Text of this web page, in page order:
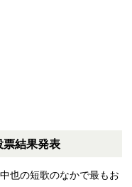
票結果発表
也の短歌のなかで最もお